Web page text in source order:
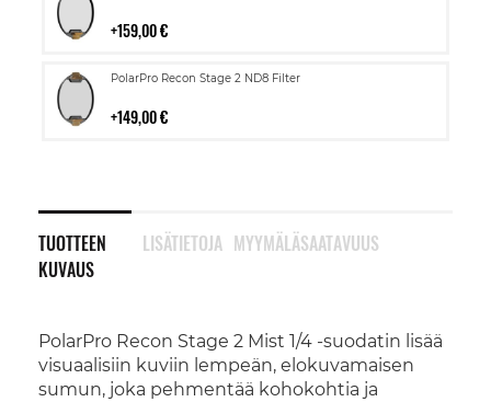
159,00 €
PolarPro Recon Stage 2 ND8 Filter
149,00 €
Lisää
TUOTTEEN
KUVAUS
PolarPro Recon Stage 2 Mist 1/4 -suodatin lisää
visuaalisiin kuviin lempeän, elokuvamaisen
sumun, joka pehmentää kohokohtia ja
LISÄTIETOJA MYYMÄLÄSAATAVUUS